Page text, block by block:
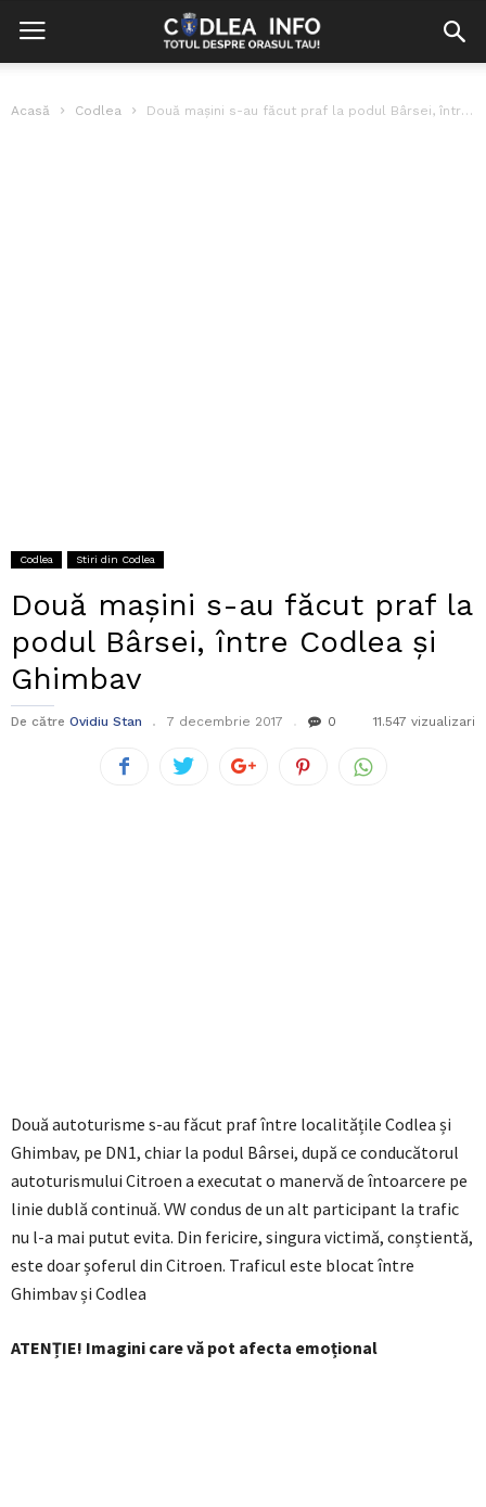
Acasă Codlea Două mașini s-au făcut praf la podul Bârsei, între Codlea și Ghimbav
Codlea Stiri din Codlea
Două mașini s-au făcut praf la
podul Bârsei, între Codlea și
Ghimbav
De către Ovidiu Stan 7 decembrie 2017 0 11.547 vizualizari
Două autoturisme s-au făcut praf între localitățile Codlea și
Ghimbav, pe DN1, chiar la podul Bârsei, după ce conducătorul
autoturismului Citroen a executat o manervă de întoarcere pe
linie dublă continuă. VW condus de un alt participant la trafic
nu l-a mai putut evita. Din fericire, singura victimă, conștientă,
este doar șoferul din Citroen. Traficul este blocat între
Ghimbav și Codlea
ATENȚIE! Imagini care vă pot afecta emoțional